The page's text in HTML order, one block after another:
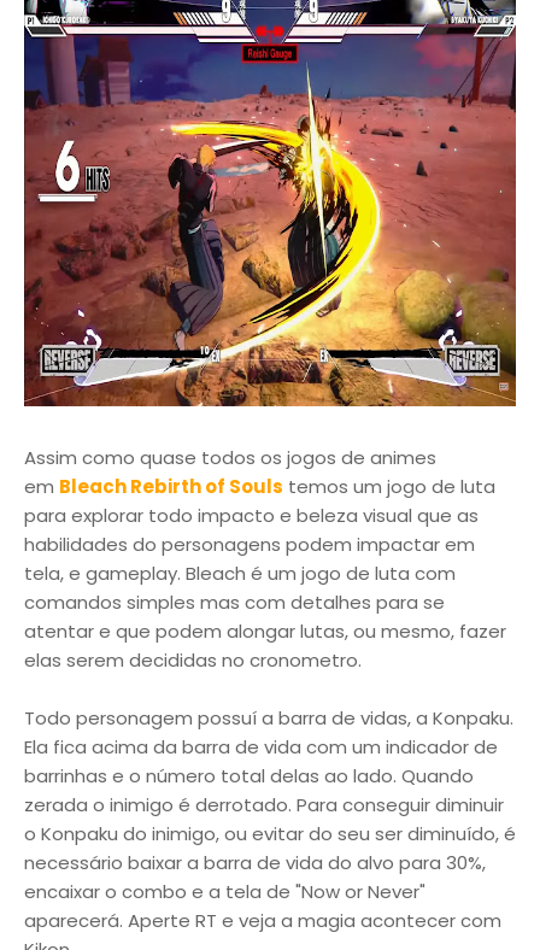
Assim como quase todos os jogos de animes
em Bleach Rebirth of Souls temos um jogo de luta
para explorar todo impacto e beleza visual que as
habilidades do personagens podem impactar em
tela, e gameplay. Bleach é um jogo de luta com
comandos simples mas com detalhes para se
atentar e que podem alongar lutas, ou mesmo, fazer
elas serem decididas no cronometro.
Todo personagem possuí a barra de vidas, a Konpaku.
Ela fica acima da barra de vida com um indicador de
barrinhas e o número total delas ao lado. Quando
zerada o inimigo é derrotado. Para conseguir diminuir
o Konpaku do inimigo, ou evitar do seu ser diminuído, é
necessário baixar a barra de vida do alvo para 30%,
encaixar o combo e a tela de "Now or Never"
aparecerá. Aperte RT e veja a magia acontecer com